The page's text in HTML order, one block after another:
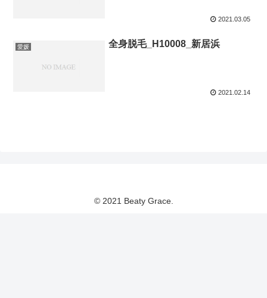
2021.03.05
愛媛 全身脱毛_H10008_新居浜
2021.02.14
© 2021 Beaty Grace.